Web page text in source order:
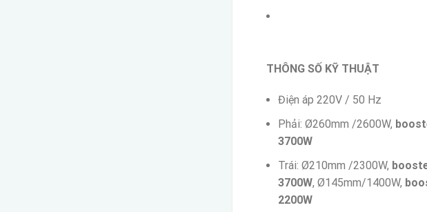
THÔNG SỐ KỸ THUẬT
Điện áp 220V / 50 Hz
Phải: Ø260mm /2600W,
3700W
Trái: Ø210mm /2300W,
3700W, Ø145mm/1400W,
2200W